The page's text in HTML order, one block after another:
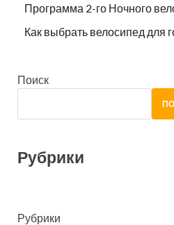
Программа 2-го Ночного
Как выбрать велосипед для
Поиск
Рубрики
Рубрики